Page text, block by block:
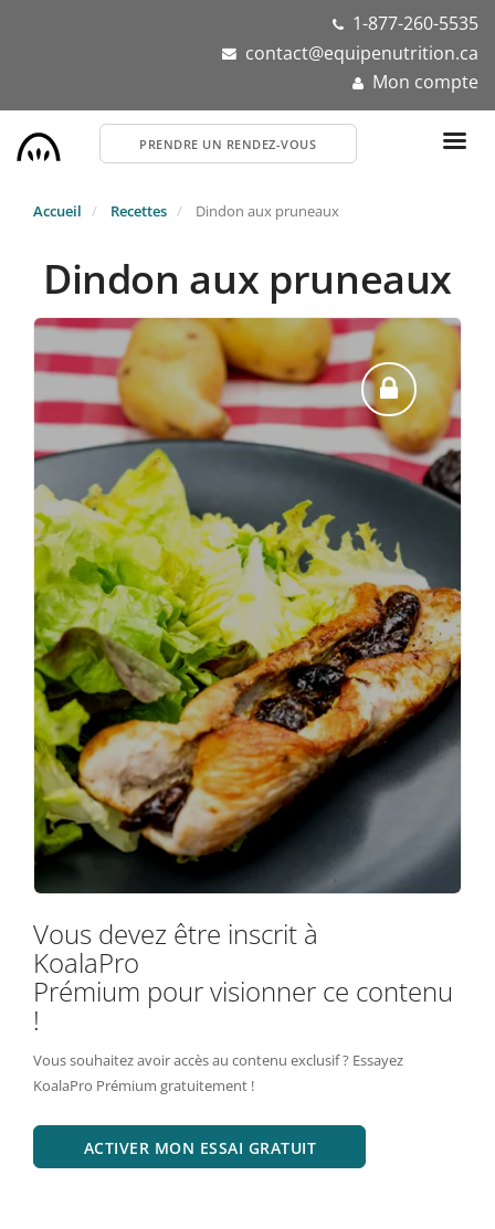
1-877-260-5535
contact@equipenutrition.ca
Mon compte
PRENDRE UN RENDEZ-VOUS
Accueil Recettes Dindon aux pruneaux
Dindon aux pruneaux
Vous devez être inscrit à
KoalaPro
Prémium pour visionner ce contenu
!
Vous souhaitez avoir accès au contenu exclusif ? Essayez
KoalaPro Prémium gratuitement !
ACTIVER MON ESSAI GRATUIT